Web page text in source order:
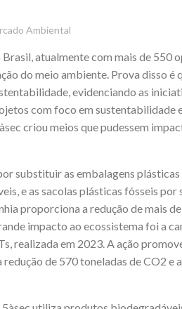
Ambiental
atualmente com mais de 550
do meio ambiente. Prova disso é
evidenciando as
com foco em sustentabilidade
criou meios que pudessem
substituir as embalagens
e as sacolas plásticas fósseis
proporciona a redução de mais
impacto ao ecossistema foi a
realizada em 2023. A ação
redução de 570 toneladas de CO2